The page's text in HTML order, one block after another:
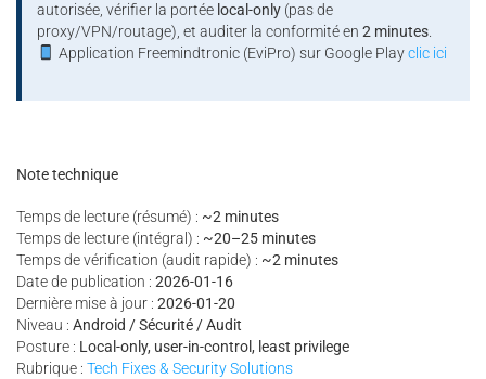
autorisée, vérifier la portée local-only (pas de
proxy/VPN/routage), et auditer la conformité en2 minutes.
Application Freemindtronic (EviPro) sur Google Playclic ici
Note technique
Temps de lecture (résumé) : ~2 minutes
Temps de lecture (intégral) : ~20–25 minutes
Temps de vérification (audit rapide) : ~2 minutes
Date de publication : 2026-01-16
Dernière mise à jour : 2026-01-20
Niveau : Android / Sécurité / Audit
Posture : Local-only, user-in-control, least privilege
Rubrique : Tech Fixes & Security Solutions